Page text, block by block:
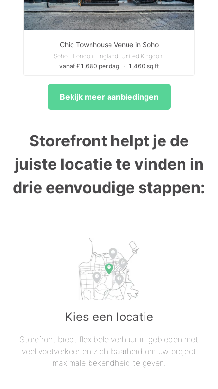
Chic Townhouse Venue in Soho
Soho - London, England, United Kingdom
vanaf £1,680 per dag ∙ 1,460 sq ft
Bekijk meer aanbiedingen
Storefront helpt je de
juiste locatie te vinden in
drie eenvoudige stappen:
Kies een locatie
Storefront biedt flexibele verhuur in gebieden met
veel voetverkeer en zichtbaarheid om uw project
maximale bekendheid te geven.